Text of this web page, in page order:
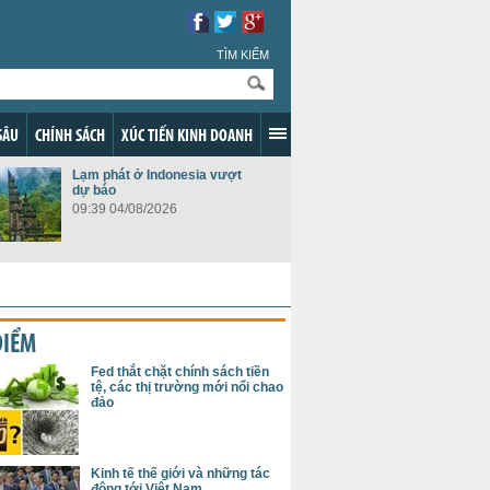
TÌM KIẾM
CHÍNH SÁCH XÚC TIẾN KINH DOANH
Lạm phát ở Indonesia vượt
dự báo
09:39 04/08/2026
Fed thắt chặt chính sách tiền
tệ, các thị trường mới nổi chao
đảo
Kinh tế thế giới và những tác